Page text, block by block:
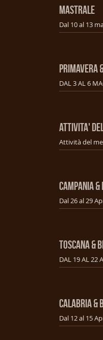
MASTRALE
PRIMAVERA
ATTIVITA'
Attività del
CAMPANIA &
TOSCANA &
CALABRIA &